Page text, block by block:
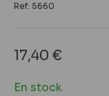
Ref: 5660
Prix
17,40 €
En stock